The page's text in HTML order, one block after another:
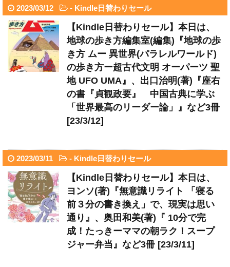
2023/03/12 - Kindle日替わりセール
【Kindle日替わりセール】本日は、
地球の歩き方編集室(編集)『地球の歩
き方 ムー 異世界(パラレルワールド)
の歩き方ー超古代文明 オーパーツ 聖
地 UFO UMA』、出口治明(著)『座右
の書『貞観政要』 中国古典に学ぶ
「世界最高のリーダー論」』など3冊
[23/3/12]
2023/03/11 - Kindle日替わりセール
【Kindle日替わりセール】本日は、
ヨンソ(著)『無意識リライト 「寝る
前３分の書き換え」で、現実は思い
通り』、奥田和美(著)『 10分で完
成！たっきーママの朝ラク！スープ
ジャー弁当』など3冊 [23/3/11]